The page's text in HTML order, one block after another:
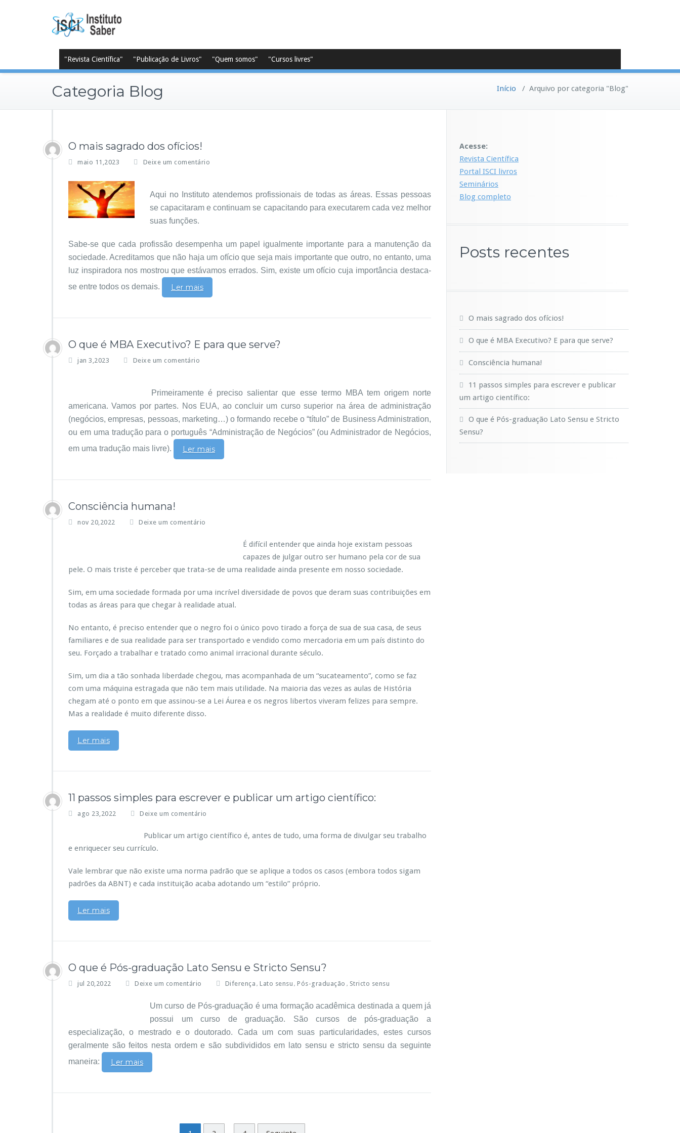
"Revista Científica" "Publicação de Livros" "Quem somos" "Cursos livres"
Categoria Blog Início / Arquivo por categoria "Blog"
O mais sagrado dos ofícios!
maio 11,2023 Deixe um comentário
Aqui no Instituto atendemos profissionais de todas as áreas. Essas pessoas
se capacitaram e continuam se capacitando para executarem cada vez melhor
suas funções.
Sabe-se que cada profissão desempenha um papel igualmente importante para a manutenção da
sociedade. Acreditamos que não haja um ofício que seja mais importante que outro, no entanto, uma
luz inspiradora nos mostrou que estávamos errados. Sim, existe um ofício cuja importância destaca-
se entre todos os demais.
Ler mais
O que é MBA Executivo? E para que serve?
jan 3,2023 Deixe um comentário
Primeiramente é preciso salientar que esse termo MBA tem origem norte
americana. Vamos por partes. Nos EUA, ao concluir um curso superior na área de administração
(negócios, empresas, pessoas, marketing…) o formando recebe o “título” de Business Administration,
ou em uma tradução para o português “Administração de Negócios” (ou Administrador de Negócios,
em uma tradução mais livre).
Ler mais
Consciência humana!
nov 20,2022 Deixe um comentário
É difícil entender que ainda hoje existam pessoas
capazes de julgar outro ser humano pela cor de sua
pele. O mais triste é perceber que trata-se de uma realidade ainda presente em nosso sociedade.
Sim, em uma sociedade formada por uma incrível diversidade de povos que deram suas contribuições em
todas as áreas para que chegar à realidade atual.
No entanto, é preciso entender que o negro foi o único povo tirado a força de sua de sua casa, de seus
familiares e de sua realidade para ser transportado e vendido como mercadoria em um país distinto do
seu. Forçado a trabalhar e tratado como animal irracional durante século.
Sim, um dia a tão sonhada liberdade chegou, mas acompanhada de um “sucateamento”, como se faz
com uma máquina estragada que não tem mais utilidade. Na maioria das vezes as aulas de História
chegam até o ponto em que assinou-se a Lei Áurea e os negros libertos viveram felizes para sempre.
Mas a realidade é muito diferente disso.
Ler mais
11 passos simples para escrever e publicar um artigo científico:
ago 23,2022 Deixe um comentário
Publicar um artigo científico é, antes de tudo, uma forma de divulgar seu trabalho
e enriquecer seu currículo.
Vale lembrar que não existe uma norma padrão que se aplique a todos os casos (embora todos sigam
padrões da ABNT) e cada instituição acaba adotando um “estilo” próprio.
Ler mais
O que é Pós-graduação Lato Sensu e Stricto Sensu?
jul 20,2022 Deixe um comentário Diferença , Lato sensu , Pós-graduação , Stricto sensu
Um curso de Pós-graduação é uma formação acadêmica destinada a quem já
possui um curso de graduação. São cursos de pós-graduação a
especialização, o mestrado e o doutorado. Cada um com suas particularidades, estes cursos
geralmente são feitos nesta ordem e são subdivididos em lato sensu e stricto sensu da seguinte
maneira:
Ler mais
Acesse:
Revista Científica
Portal ISCI livros
Seminários
Blog completo
Posts recentes
O mais sagrado dos ofícios!
O que é MBA Executivo? E para que serve?
Consciência humana!
11 passos simples para escrever e publicar
um artigo científico:
O que é Pós-graduação Lato Sensu e Stricto
Sensu?